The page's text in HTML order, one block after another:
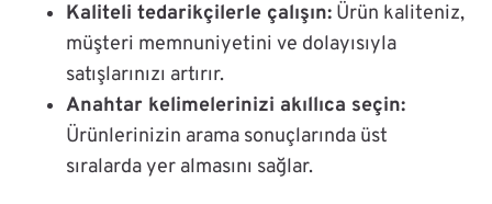
Kaliteli tedarikçilerle çalışın: Ürün kaliteniz,
müşteri memnuniyetini ve dolayısıyla
satışlarınızı artırır.
Anahtar kelimelerinizi akıllıca seçin:
Ürünlerinizin arama sonuçlarında üst
sıralarda yer almasını sağlar.